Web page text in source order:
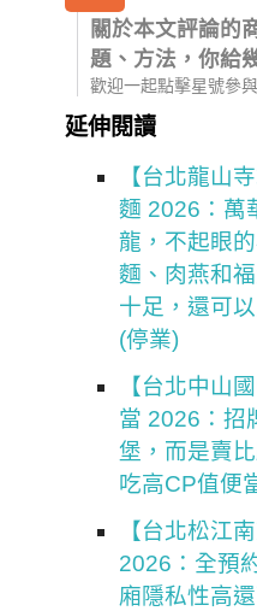
關於本文評論的
題、方法，你給
歡迎一起點擊星號參
延伸閱讀
【台北龍山
麵 2026：萬
龍，不起眼
麵、肉燕和
十足，還可
(停業)
【台北中山
當 2026：招
堡，而是賣
吃高CP值便
【台北松江
2026：全預
廂隱私性高